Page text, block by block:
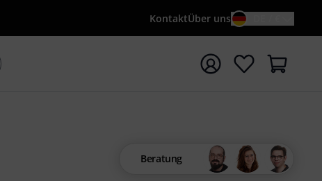
KontaktÜber uns
mit Suchwort {searchTerm} starten
Beratung